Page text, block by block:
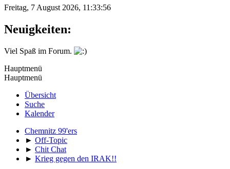
Freitag, 7 August 2026, 11:33:56
Neuigkeiten:
Viel Spaß im Forum.
Hauptmenü
Hauptmenü
Übersicht
Suche
Kalender
Chemnitz 99'ers
► Off-Topic
► Chit Chat
► Krieg gegen den IRAK!!